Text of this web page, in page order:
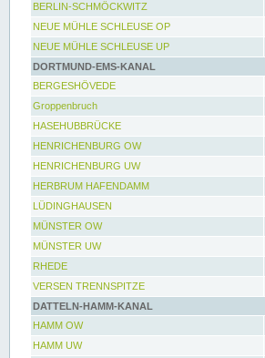
BERLIN-SCHMÖCKWITZ
NEUE MÜHLE SCHLEUSE OP
NEUE MÜHLE SCHLEUSE UP
DORTMUND-EMS-KANAL
BERGESHÖVEDE
Groppenbruch
HASEHUBBRÜCKE
HENRICHENBURG OW
HENRICHENBURG UW
HERBRUM HAFENDAMM
LÜDINGHAUSEN
MÜNSTER OW
MÜNSTER UW
RHEDE
VERSEN TRENNSPITZE
DATTELN-HAMM-KANAL
HAMM OW
HAMM UW